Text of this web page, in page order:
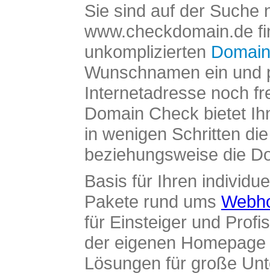
Sie sind auf der Suche
www.checkdomain.de
unkomplizierten
Wunschnamen ein und
Internetadresse noch
Domain Check bietet
in wenigen Schritten
beziehungsweise die
Basis für Ihren
Pakete rund ums
für Einsteiger und
der eigenen
Lösungen für große